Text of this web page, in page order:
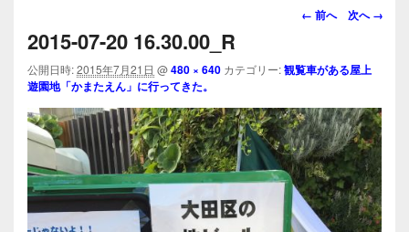
画
ビ
ー
シ
ョ
ン
← 前へ 次へ →
2015-07-20 16.30.00_R
公開日時:2015年7月21日 @480 × 640 カテゴリー:観覧車がある屋上
遊園地「かまたえん」に行ってきた。